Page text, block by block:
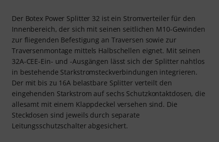
Der Botex Power Splitter 32 ist ein Stromverteiler für den
Innenbereich, der sich mit seinen seitlichen M10-Gewinden
zur fliegenden Befestigung an Traversen sowie zur
Traversenmontage mittels Halbschellen eignet. Mit seinen
32A-CEE-Ein- und -Ausgängen lässt sich der Splitter nahtlos
in bestehende Starkstromsteckverbindungen integrieren.
Der mit bis zu 16A belastbare Splitter verteilt den
eingehenden Starkstrom auf sechs Schutzkontaktdosen, die
allesamt mit einem Klappdeckel versehen sind. Die
Steckdosen sind jeweils durch separate
Leitungsschutzschalter abgesichert.